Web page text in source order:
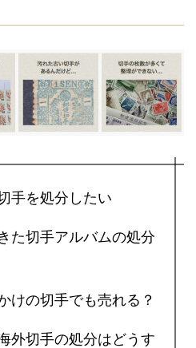
手を処分したい
た切手アルバムの処分
けの切手でも売れる？
外切手の処分はどうす